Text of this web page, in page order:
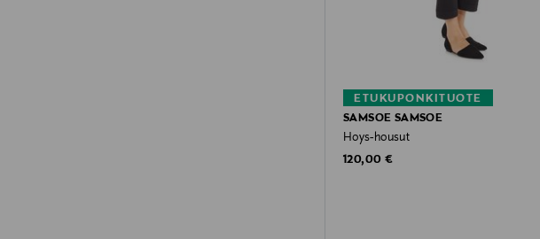
ETUKUPONKITUOTE
SAMSOE SAMSOE
Hoys-housut
Original Price
120,00 €